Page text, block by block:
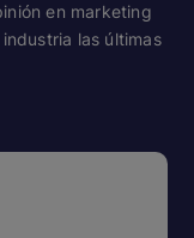
en marketing
las últimas